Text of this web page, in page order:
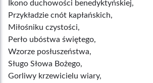
Ikono duchowości benedyktyńskiej,
Przykładzie cnót kapłańskich,
Miłośniku czystości,
Perło ubóstwa świętego,
Wzorze posłuszeństwa,
Sługo Słowa Bożego,
Gorliwy krzewicielu wiary,